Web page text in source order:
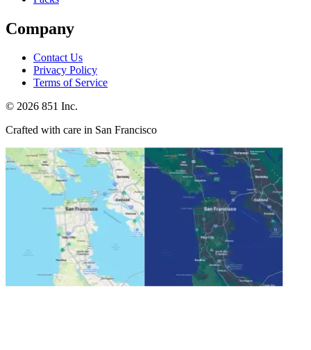
Company
Contact Us
Privacy Policy
Terms of Service
© 2026 851 Inc.
Crafted with care in San Francisco